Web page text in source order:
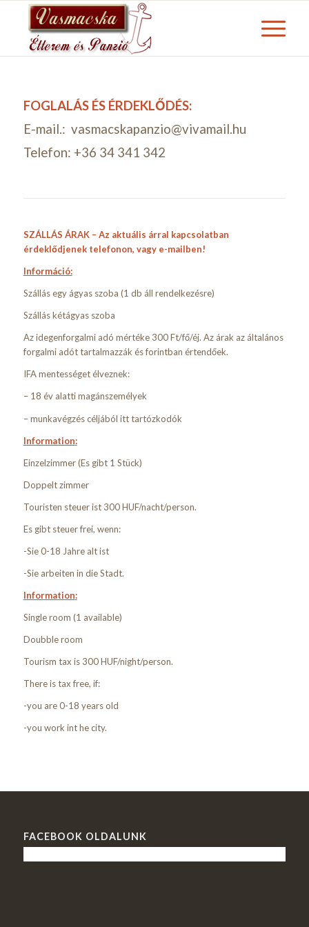
FOGLALÁS ÉS ÉRDEKLŐDÉS:
E-mail.: vasmacskapanzio@vivamail.hu
Telefon: +36 34 341 342
SZÁLLÁS ÁRAK – Az aktuális árral kapcsolatban
érdeklődjenek telefonon, vagy e-mailben!
Információ:
Szállás egy ágyas szoba (1 db áll rendelkezésre)
Szállás kétágyas szoba
Az idegenforgalmi adó mértéke 300 Ft/fő/éj. Az árak az általános
forgalmi adót tartalmazzák és forintban értendőek.
IFA mentességet élveznek:
– 18 év alatti magánszemélyek
– munkavégzés céljából itt tartózkodók
Information:
Einzelzimmer (Es gibt 1 Stück)
Doppelt zimmer
Touristen steuer ist 300 HUF/nacht/person.
Es gibt steuer frei, wenn:
-Sie 0-18 Jahre alt ist
-Sie arbeiten in die Stadt.
Information:
Single room (1 available)
Doubble room
Tourism tax is 300 HUF/night/person.
There is tax free, if:
-you are 0-18 years old
-you work int he city.
FACEBOOK OLDALUNK